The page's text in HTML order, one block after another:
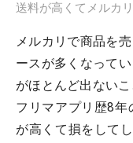
送料が高くてメルカ
メルカリで商品を
ースが多くなって
がほとんど出ない
フリマアプリ歴8
が高くて損をして